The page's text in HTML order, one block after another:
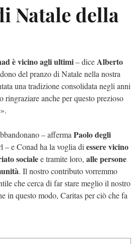
Natale della
è vicino agli ultimi– diceAlberto
del pranzo di Natale nella nostra
una tradizione consolidata negli anni
ringraziare anche per questo prezioso
– afferma Paolo degli
– e Conad ha la voglia di essere vicino
socialee tramite loro, alle persone
. Il nostro contributo vorremmo
che cerca di far stare meglio il nostro
in questo modo, Caritas per ciò che fa